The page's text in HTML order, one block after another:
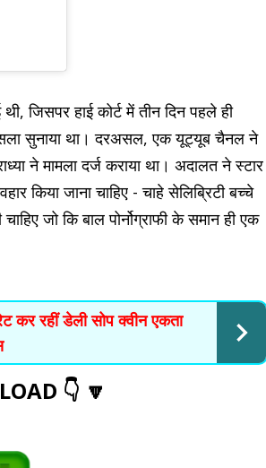
जिसपर हाई कोर्ट में तीन दिन पहले ही
सुनाया था। दरअसल, एक यूट्यूब चैनल ने
ने मामला दर्ज कराया था। अदालत ने स्टार
किया जाना चाहिए - चाहे सेलिब्रिटी बच्चे
जो कि बाल पोर्नोग्राफी के समान ही एक
रहीं डेली सोप क्वीन एकता
👇 🔽